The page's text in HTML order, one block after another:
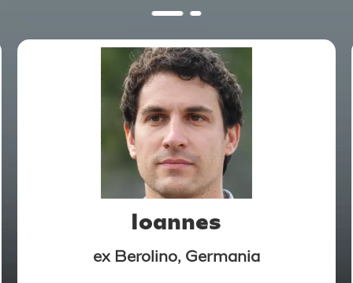
Ioannes
ex Berolino, Germania